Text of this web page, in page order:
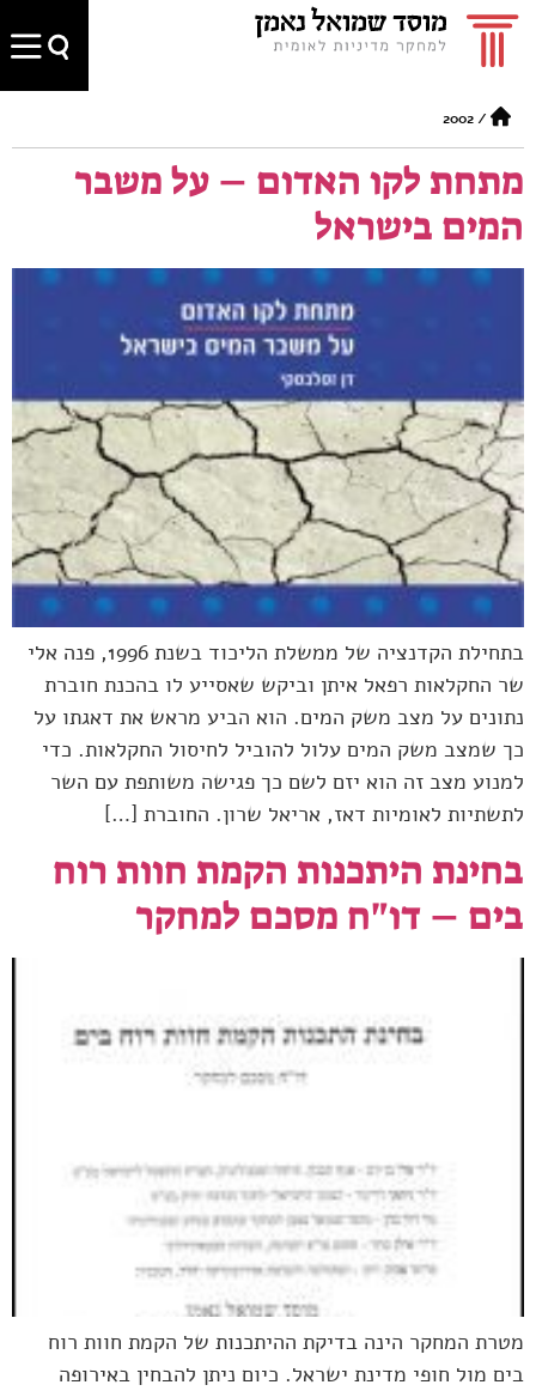
/
2002
מתחת לקו האדום – על משבר
המים בישראל
בתחילת הקדנציה של ממשלת הליכוד בשנת 1996, פנה אלי
שר החקלאות רפאל איתן וביקש שאסייע לו בהכנת חוברת
נתונים על מצב משק המים. הוא הביע מראש את דאגתו על
כך שמצב משק המים עלול להוביל לחיסול החקלאות. כדי
למנוע מצב זה הוא יזם לשם כך פגישה משותפת עם השר
לתשתיות לאומיות דאז, אריאל שרון. החוברת […]
בחינת היתכנות הקמת חוות רוח
בים – דו"ח מסכם למחקר
מטרת המחקר הינה בדיקת ההיתכנות של הקמת חוות רוח
בים מול חופי מדינת ישראל. כיום ניתן להבחין באירופה